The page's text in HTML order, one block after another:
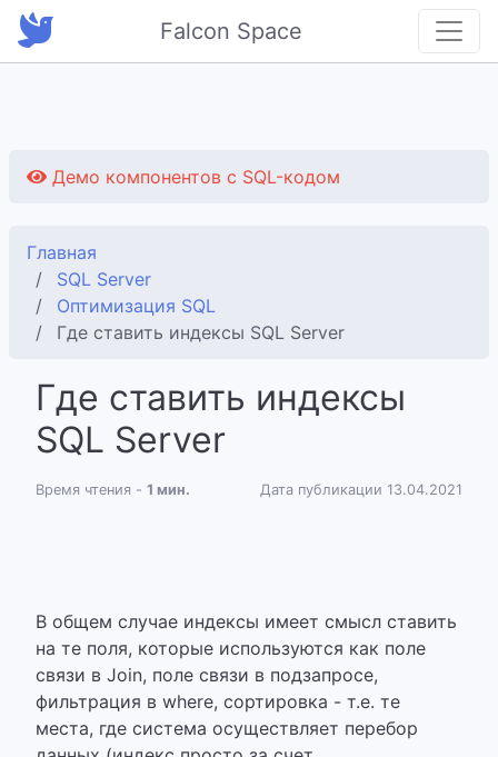
Falcon Space
Демо компонентов с SQL-кодом
Главная
SQL Server
Оптимизация SQL
Где ставить индексы SQL Server
Где ставить индексы
SQL Server
Время чтения - 1 мин. Дата публикации 13.04.2021
В общем случае индексы имеет смысл ставить
на те поля, которые используются как поле
связи в Join, поле связи в подзапросе,
фильтрация в where, сортировка - т.е. те
места, где система осуществляет перебор